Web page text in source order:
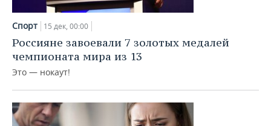
Спорт 15 дек, 00:00
Россияне завоевали 7 золотых медалей
чемпионата мира из 13
Это — нокаут!